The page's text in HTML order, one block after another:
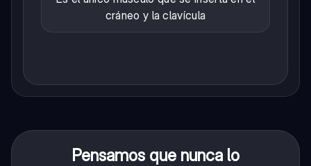
cráneo y la clavícula
Pensamos que nunca lo